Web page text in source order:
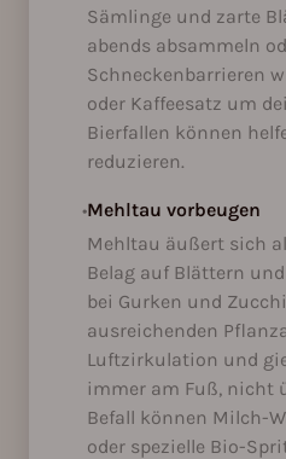
Sämlinge und zarte
abends absammeln
Schneckenbarrieren
oder Kaffeesatz um
Bierfallen können
reduzieren.
•Mehltau vorbeugen
Mehltau äußert sich
Belag auf Blättern
bei Gurken und
ausreichenden
Luftzirkulation und
immer am Fuß, nicht
Befall können Milch-
oder spezielle Bio-